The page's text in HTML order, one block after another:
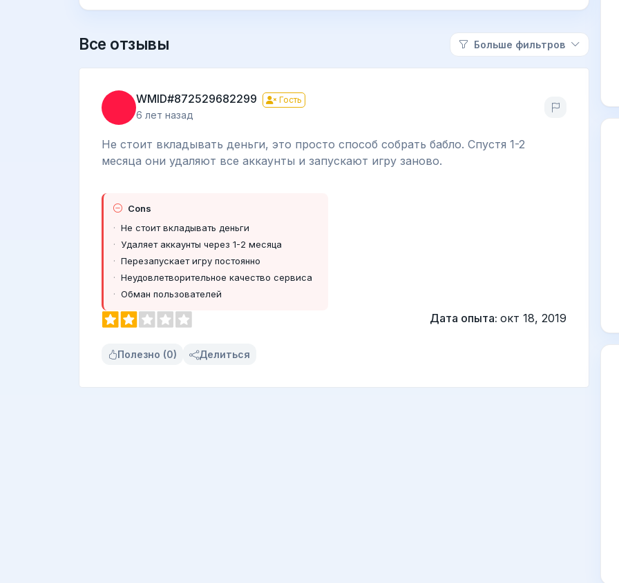
Все отзывы Больше фильтров
WMID#872529682299 Гость
6 лет назад
Не стоит вкладывать деньги, это просто способ собрать бабло. Спустя 1-2
месяца они удаляют все аккаунты и запускают игру заново.
Cons
Не стоит вкладывать деньги
Удаляет аккаунты через 1-2 месяца
Перезапускает игру постоянно
Неудовлетворительное качество сервиса
Обман пользователей
Дата опыта: окт 18, 2019
Полезно (0) Делиться